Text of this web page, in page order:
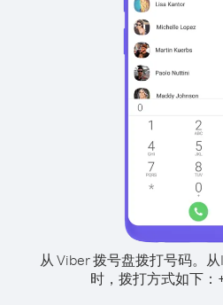
从 Viber 拨号盘拨打号码。
时，拨打方式如下：